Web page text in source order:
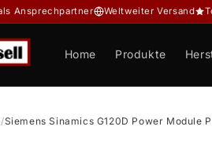
Ansprechpartner Weltweiter Versand
Home Produkte
/Siemens Sinamics G120D Power Module